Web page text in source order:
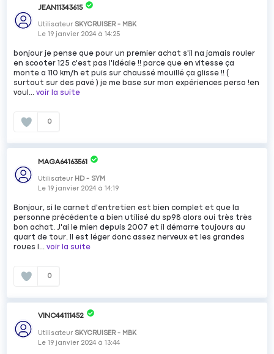
JEAN11343615
Utilisateur SKYCRUISER - MBK
Le19 janvier 2024 à14:25
bonjour je pense que pour un premier achat s'il na jamais rouler
en scooter 125 c'est pas l'idéale !! parce que en vitesse ça
monte a 110 km/h et puis sur chaussé mouillé ça glisse !! (
surtout sur des pavé ) je me base sur mon expériences perso !en
voul...voir la suite
0
MAGA64163561
Utilisateur HD - SYM
Le19 janvier 2024 à14:19
Bonjour, si le carnet d'entretien est bien complet et que la
personne précédente a bien utilisé du sp98 alors oui très très
bon achat. J'ai le mien depuis 2007 et il démarre toujours au
quart de tour. Il est léger donc assez nerveux et les grandes
roues l...voir la suite
0
VINC44111452
Utilisateur SKYCRUISER - MBK
Le19 janvier 2024 à13:44